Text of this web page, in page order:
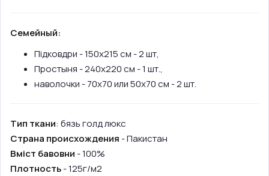
Семейный:
Підковдри - 150х215 см - 2 шт,
Простыня - 240х220 см - 1 шт.,
наволочки - 70х70 или 50х70 см - 2 шт.
Тип ткани: бязь голд люкс
Страна происхождения - Пакистан
Вміст бавовни - 100%
Плотность- 125г/м2